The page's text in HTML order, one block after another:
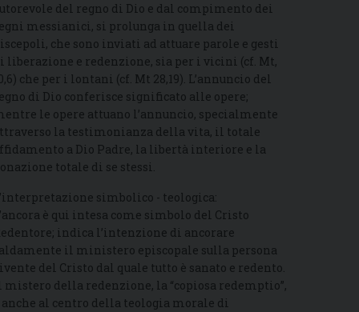
del regno di Dio e dal compimento dei
messianici, si prolunga in quella dei
che sono inviati ad attuare parole e gesti
liberazione e redenzione, sia per i vicini (cf. Mt,
che per i lontani (cf. Mt 28,19). L’annuncio del
di Dio conferisce significato alle opere;
le opere attuano l’annuncio, specialmente
la testimonianza della vita, il totale
a Dio Padre, la libertà interiore e la
totale di se stessi.
simbolico - teologica:
è qui intesa come simbolo del Cristo
indica l’intenzione di ancorare
il ministero episcopale sulla persona
del Cristo dal quale tutto è sanato e redento.
mistero della redenzione, la “copiosa redemptio”,
anche al centro della teologia morale di